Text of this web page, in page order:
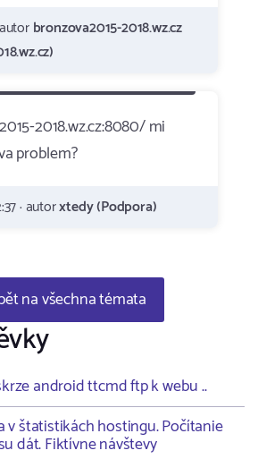
bronzova2015-2018.wz.cz
2018.wz.cz:8080/ mi
problem?
· autorxtedy (Podpora)
na všechna témata
android ttcmd ftp k webu ..
v štatistikách hostingu. Počítanie
dát. Fiktívne návštevy